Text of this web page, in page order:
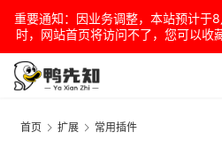
重要通知：因业务调整，本站预计于
时，网站首页将访问不了，您可以收
站！
首页 扩展 常用插件